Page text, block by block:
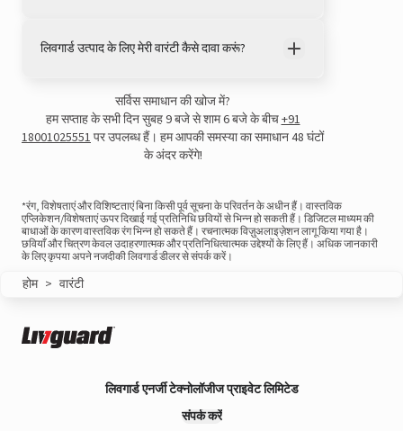
लिवगार्ड उत्पाद के लिए मेरी वारंटी कैसे दावा करूं?
सर्विस समाधान की खोज में?
हम सप्ताह के सभी दिन सुबह 9 बजे से शाम 6 बजे के बीच+91
18001025551पर उपलब्ध हैं। हम आपकी समस्या का समाधान 48 घंटों
के अंदर करेंगे!
*रंग, विशेषताएं और विशिष्टताएं बिना किसी पूर्व सूचना के परिवर्तन के अधीन हैं। वास्तविक
एप्लिकेशन/विशेषताएं ऊपर दिखाई गई प्रतिनिधि छवियों से भिन्न हो सकती हैं। डिजिटल माध्यम की
बाधाओं के कारण वास्तविक रंग भिन्न हो सकते हैं। रचनात्मक विज़ुअलाइज़ेशन लागू किया गया है।
छवियाँ और चित्रण केवल उदाहरणात्मक और प्रतिनिधित्वात्मक उद्देश्यों के लिए हैं। अधिक जानकारी
के लिए कृपया अपने नजदीकी लिवगार्ड डीलर से संपर्क करें।
होम > वारंटी
लिवगार्ड एनर्जी टेक्नोलॉजीज प्राइवेट लिमिटेड
संपर्क करें